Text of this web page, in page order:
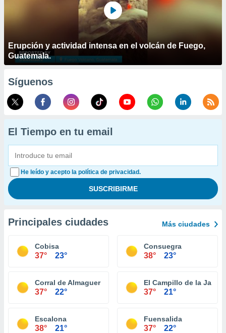
Erupción y actividad intensa en el volcán de Fuego,
Guatemala.
Síguenos
El Tiempo en tu email
He leído y acepto la política de privacidad.
Principales ciudades Más ciudades
Cobisa
37° 23°
Consuegra
38° 23°
Corral de Almaguer
37° 22°
El Campillo de la Jara
37° 21°
Escalona
38° 21°
Fuensalida
37° 22°